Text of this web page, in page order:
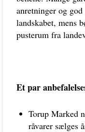
anretninger og
landskabet, mens
pusterum fra
Et par
Torup Marked
råvarer sælges